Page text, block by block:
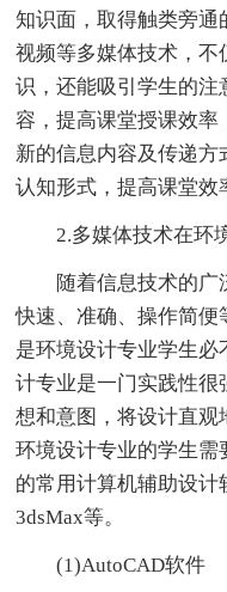
知识面，取得触类旁通
视频等多媒体技术，不
识，还能吸引学生的注
容，提高课堂授课效率
新的信息内容及传递
认知形式，提高课堂效
2.多媒体技术在环
随着信息技术的
快速、准确、操作简便
是环境设计专业学生
计专业是一门实践性很
想和意图，将设计直
环境设计专业的学生需
的常用计算机辅助设计
3dsMax等。
(1)AutoCAD软件